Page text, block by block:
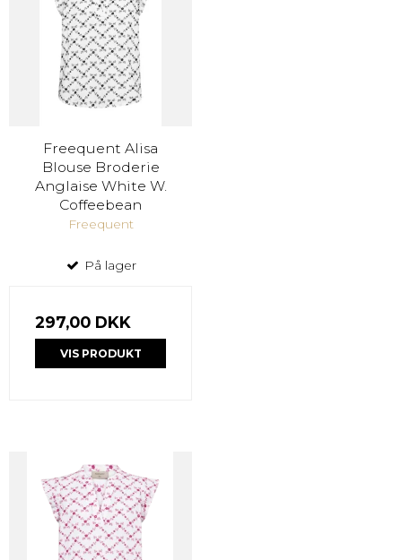
Freequent Alisa
Blouse Broderie
Anglaise White W.
Coffeebean
Freequent
På lager
297,00 DKK
VIS PRODUKT